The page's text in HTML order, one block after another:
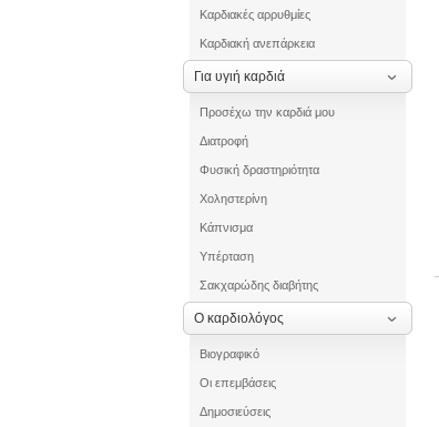
Καρδιακές αρρυθμίες
Καρδιακή ανεπάρκεια
Για υγιή καρδιά
Προσέχω την καρδιά μου
Διατροφή
Φυσική δραστηριότητα
Χοληστερίνη
Κάπνισμα
Υπέρταση
Σακχαρώδης διαβήτης
Ο καρδιολόγος
Βιογραφικό
Οι επεμβάσεις
Δημοσιεύσεις